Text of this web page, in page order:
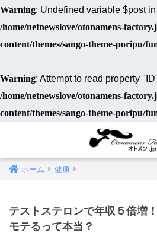
Warning: Undefined variable $post in
/home/netnewslove/otonamens-
content/themes/sango-theme-poripu/
Warning: Attempt to read property
/home/netnewslove/otonamens-
content/themes/sango-theme-poripu/
ホーム 健康
テストステロンで年収５倍増
モテるって本当？